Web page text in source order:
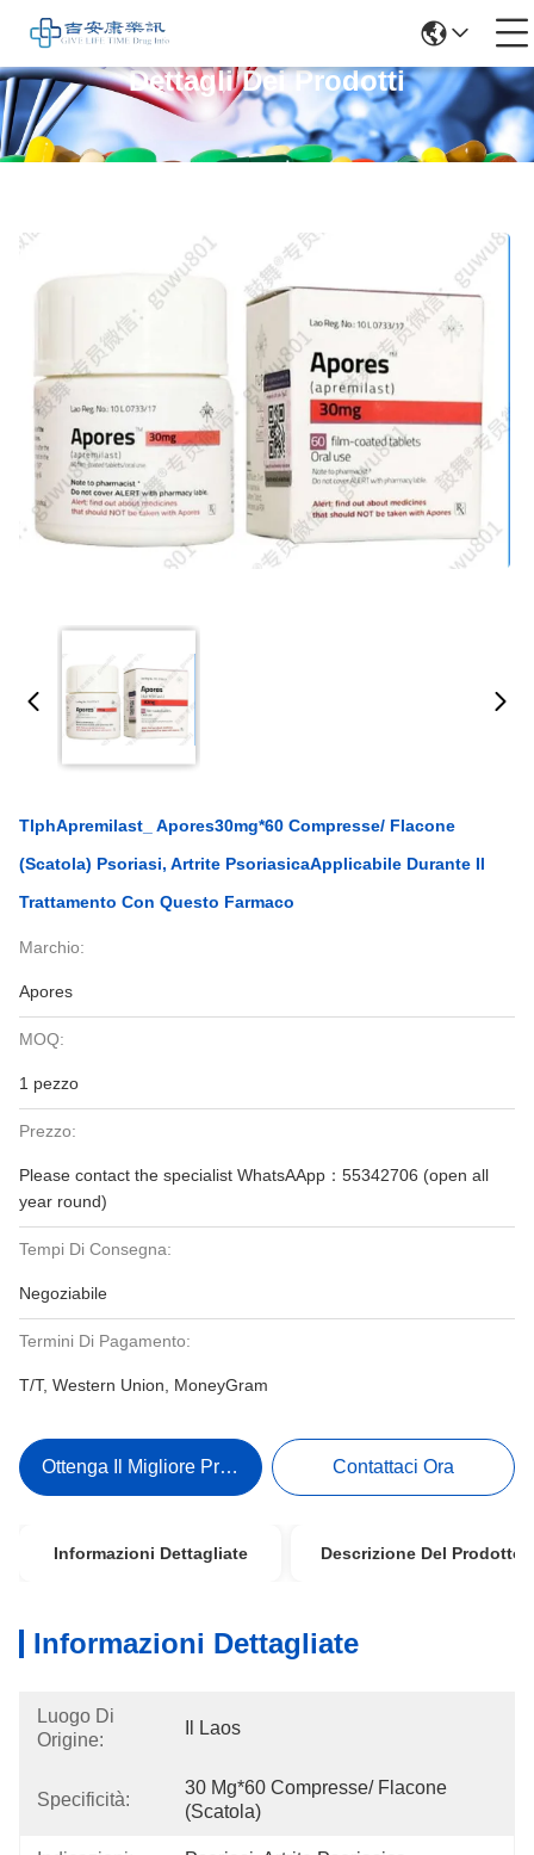
Dettagli Dei Prodotti
TlphApremilast_ Apores30mg*60 Compresse/ Flacone
(scatola) Psoriasi, Artrite PsoriasicaApplicabile Durante Il
Trattamento Con Questo Farmaco
Marchio:
Apores
MOQ:
1 pezzo
Prezzo:
Please contact the specialist WhatsAApp：55342706 (open all
year round)
Tempi Di Consegna:
Negoziabile
Termini Di Pagamento:
T/T, Western Union, MoneyGram
Ottenga Il Migliore Prezzo Contattaci Ora
Informazioni Dettagliate Descrizione Del Prodotto
Informazioni Dettagliate
Luogo Di
Origine:
Il Laos
Specificità:
30 Mg*60 Compresse/ Flacone
(scatola)